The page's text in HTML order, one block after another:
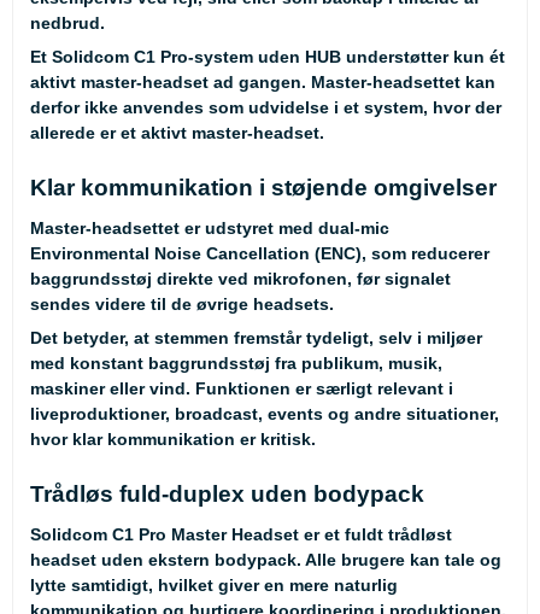
nedbrud.
Et Solidcom C1 Pro-system uden HUB understøtter kun ét
aktivt master-headset ad gangen. Master-headsettet kan
derfor ikke anvendes som udvidelse i et system, hvor der
allerede er et aktivt master-headset.
Klar kommunikation i støjende omgivelser
Master-headsettet er udstyret med dual-mic
Environmental Noise Cancellation (ENC), som reducerer
baggrundsstøj direkte ved mikrofonen, før signalet
sendes videre til de øvrige headsets.
Det betyder, at stemmen fremstår tydeligt, selv i miljøer
med konstant baggrundsstøj fra publikum, musik,
maskiner eller vind. Funktionen er særligt relevant i
liveproduktioner, broadcast, events og andre situationer,
hvor klar kommunikation er kritisk.
Trådløs fuld-duplex uden bodypack
Solidcom C1 Pro Master Headset er et fuldt trådløst
headset uden ekstern bodypack. Alle brugere kan tale og
lytte samtidigt, hvilket giver en mere naturlig